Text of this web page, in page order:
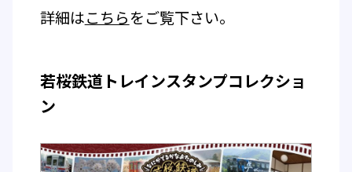
詳細はこちら をご覧下さい。
若桜鉄道トレインスタンプコレクショ
ン